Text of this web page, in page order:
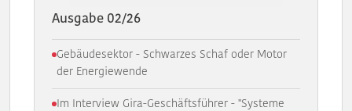
Ausgabe 02/26
Gebäudesektor - Schwarzes Schaf oder Motor
der Energiewende
Im Interview Gira-Geschäftsführer - "Systeme